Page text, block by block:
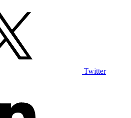
Twitter